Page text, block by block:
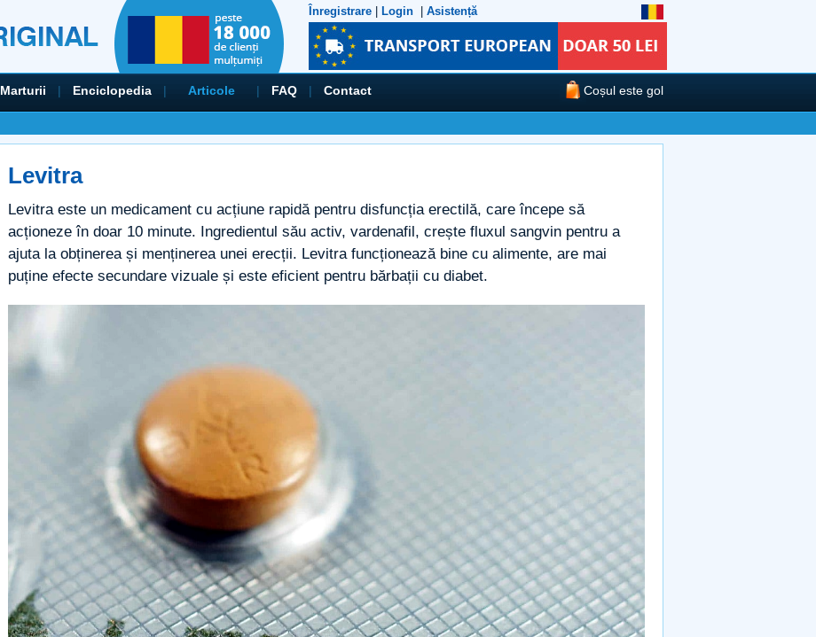
Înregistrare Login Asistență
Marturii | Enciclopedia | Articole | FAQ | Contact Coșul este gol
Levitra
Levitra este un medicament cu acțiune rapidă pentru disfuncția erectilă, care începe să
acționeze în doar 10 minute. Ingredientul său activ, vardenafil, crește fluxul sangvin pentru a
ajuta la obținerea și menținerea unei erecții. Levitra funcționează bine cu alimente, are mai
puține efecte secundare vizuale și este eficient pentru bărbații cu diabet.